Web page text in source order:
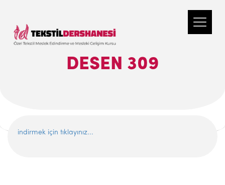
DESEN 309
indirmek için tıklayınız...